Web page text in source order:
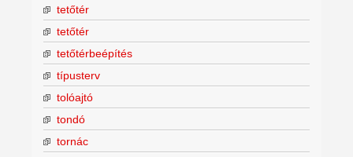
tetőtér
tetőtér
tetőtérbeépítés
típusterv
tolóajtó
tondó
tornác